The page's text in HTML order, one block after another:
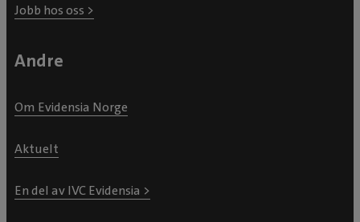
Jobb hos oss >
Andre
Om Evidensia Norge
Aktuelt
En del av IVC Evidensia >